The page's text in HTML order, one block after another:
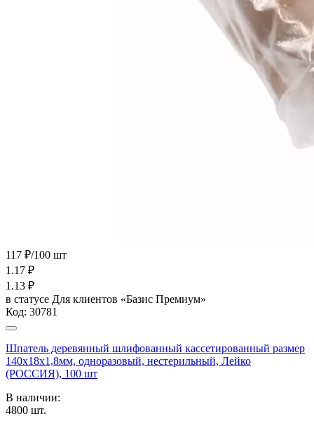
117 ₽/100 шт
1.17 ₽
1.13 ₽
в статусе Для клиентов «Базис Премиум»
Код: 30781
Шпатель деревянный шлифованный кассетированный размер
140х18х1,8мм, одноразовый, нестерильный, Лейко
(РОССИЯ), 100 шт
В наличии:
4800 шт.